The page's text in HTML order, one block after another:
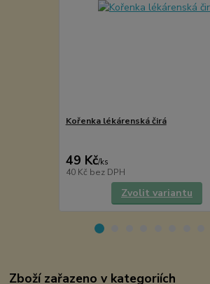
Kořenka lékárenská čirá
49 Kč/ks
40 Kč bez DPH
Zvolit variantu
Zboží zařazeno v kategoriích